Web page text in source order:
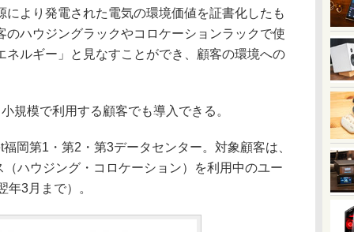
より発電された電気の環境価値を証書化したも
のハウジングラックやコロケーションラックで使
ネルギー」と見なすことができ、顧客の環境への
模で利用する顧客でも導入できる。
岡第1・第2・第3データセンター。対象顧客は、
ハウジング・コロケーション）を利用中のユー
年3月まで）。